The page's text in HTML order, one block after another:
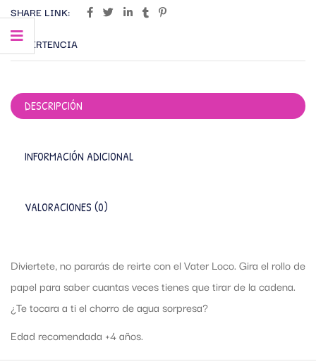
SHARE LINK:
ADVERTENCIA
DESCRIPCIÓN
INFORMACIÓN ADICIONAL
VALORACIONES (0)
Diviertete, no pararás de reirte con el Vater Loco. Gira el rollo de
papel para saber cuantas veces tienes que tirar de la cadena.
¿Te tocara a ti el chorro de agua sorpresa?
Edad recomendada +4 años.